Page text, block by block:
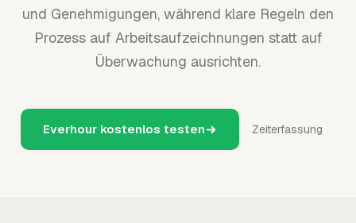
und Genehmigungen, während klare Regeln den
Prozess auf Arbeitsaufzeichnungen statt auf
Überwachung ausrichten.
Everhour kostenlos testen Zeiterfassung